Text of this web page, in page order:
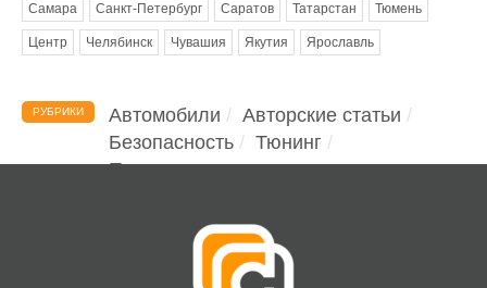
Самара Санкт-Петербург Саратов Татарстан Тюмень
Центр Челябинск Чувашия Якутия Ярославль
РУБРИКИ Автомобили
Авторские статьи
Безопасность
Тюнинг
Помощь водителю